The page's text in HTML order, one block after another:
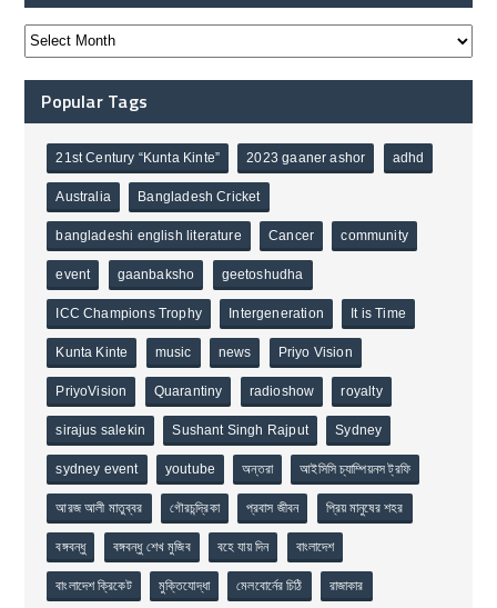
Popular Tags
21st Century “Kunta Kinte” 2023 gaaner ashor adhd
Australia Bangladesh Cricket
bangladeshi english literature Cancer community
event gaanbaksho geetoshudha
ICC Champions Trophy Intergeneration It is Time
Kunta Kinte music news Priyo Vision
PriyoVision Quarantiny radioshow royalty
sirajus salekin Sushant Singh Rajput Sydney
sydney event youtube অন্তরা আইসিসি চ্যাম্পিয়নস ট্রফি
আরজ আলী মাতুব্বর গৌরচন্দ্রিকা প্রবাস জীবন প্রিয় মানুষের শহর
বঙ্গবন্ধু বঙ্গবন্ধু শেখ মুজিব বহে যায় দিন বাংলাদেশ
বাংলাদেশ ক্রিকেট মুক্তিযোদ্ধা মেলবোর্নের চিঠি রাজাকার